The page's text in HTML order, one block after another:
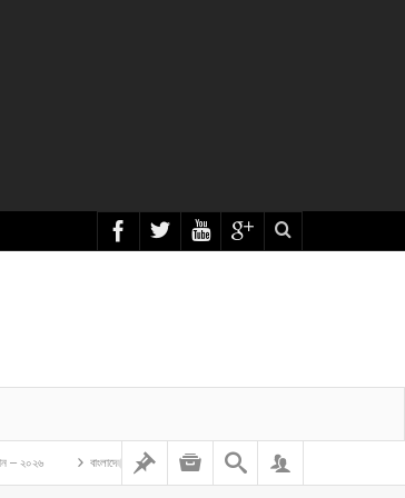
বাংলাদেশ গম ও ভুট্টা গবেষণা ইনস্টিটিউট এর অফিস সহকারী কাম কম্পিউটার মুদ্রাক্ষরিক নিয়োগ লিখিত